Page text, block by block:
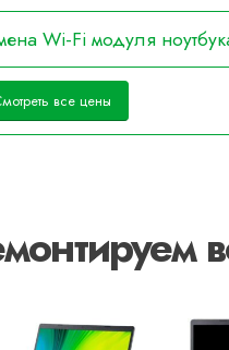
Wi-Fi модуля
все цены